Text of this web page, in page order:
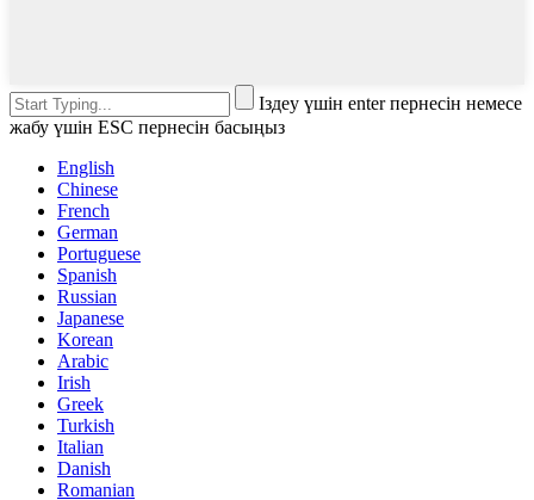
Іздеу үшін enter пернесін немесе
жабу үшін ESC пернесін басыңыз
English
Chinese
French
German
Portuguese
Spanish
Russian
Japanese
Korean
Arabic
Irish
Greek
Turkish
Italian
Danish
Romanian